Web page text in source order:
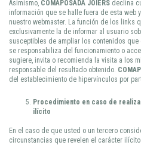
Asimismo, COMAPOSADA JOIERS declina
información que se halle fuera de esta web
nuestro webmaster. La función de los links
exclusivamente la de informar al usuario
susceptibles de ampliar los contenidos
se responsabiliza del funcionamiento o
sugiere, invita o recomienda la visita a los
responsable del resultado obtenido.
del establecimiento de hipervínculos por
Procedimiento en caso de
ilícito
En el caso de que usted o un tercero
circunstancias que revelen el carácter